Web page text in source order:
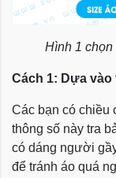
Hình 1
Cách 1: Dựa
Các bạn có chiều
thông số này tra
có dáng người
để tránh áo quá